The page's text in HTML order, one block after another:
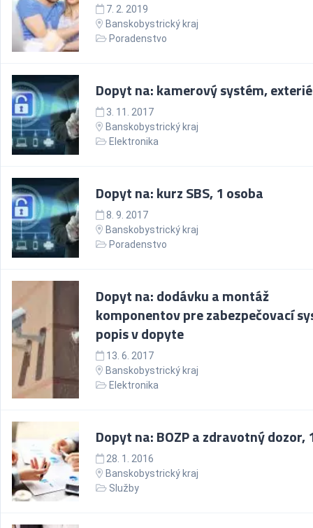
7. 2. 2019
Banskobystrický kraj
Poradenstvo
Dopyt na: kamerový systém,
3. 11. 2017
Banskobystrický kraj
Elektronika
Dopyt na: kurz SBS, 1 osoba
8. 9. 2017
Banskobystrický kraj
Poradenstvo
Dopyt na: dodávku a montáž
komponentov pre zabezpečovací
popis v dopyte
13. 6. 2017
Banskobystrický kraj
Elektronika
Dopyt na: BOZP a zdravotný dozor,
28. 1. 2016
Banskobystrický kraj
Služby